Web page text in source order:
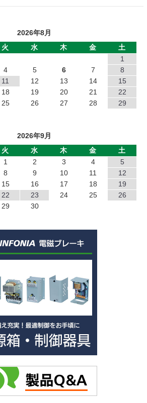
2026年8月
火 水 木 金
土
1
4 5 6 7
8
11 12 13 14
15
18 19 20 21
22
25 26 27 28
29
2026年9月
火 水 木 金
土
1
2 3 4
5
8 9 10 11
12
15 16 17 18
19
22 23 24 25
26
29 30